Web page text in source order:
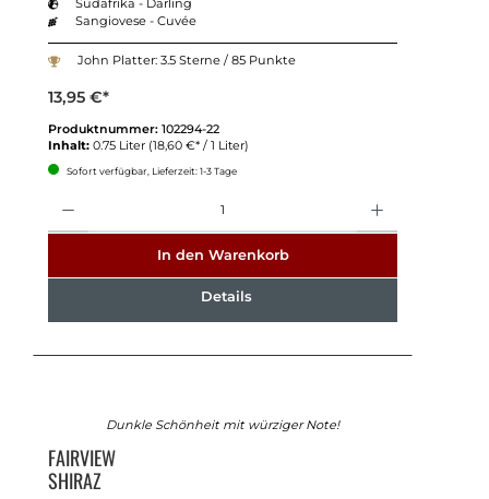
Sangiovese - Cuvée
John Platter: 3.5 Sterne / 85 Punkte
13,95 €*
Produktnummer: 102294-22
Inhalt: 0.75 Liter (18,60 €* / 1 Liter)
Sofort verfügbar, Lieferzeit: 1-3 Tage
In den Warenkorb
Details
Dunkle Schönheit mit würziger Note!
FAIRVIEW
SHIRAZ